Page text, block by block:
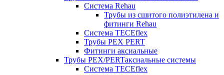
Система Rehau
Трубы из сшитого полиэтилена и
фитинги Rehau
Система TECEflex
Трубы PEX PERT
Фитинги аксиальные
Трубы PEX/PERTаксиальные системы
Система TECEflex